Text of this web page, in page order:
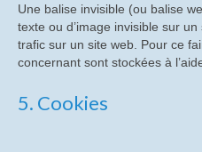
Causerie sur TDO
Les plans sociaux
La fin des TRC à St
Une balise invisible (ou balise
texte ou d’image invisible sur
trafic sur un site web. Pour ce
concernant sont stockées à
5. Cookies